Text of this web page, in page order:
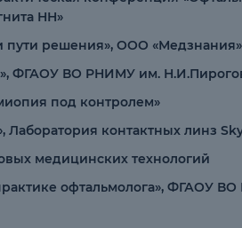
НН»
пути решения», ООО «Медзнания»
ФГАОУ ВО РНИМУ им.
под контролем»
Лаборатория контактных линз
медицинских технологий
офтальмолога», ФГАОУ